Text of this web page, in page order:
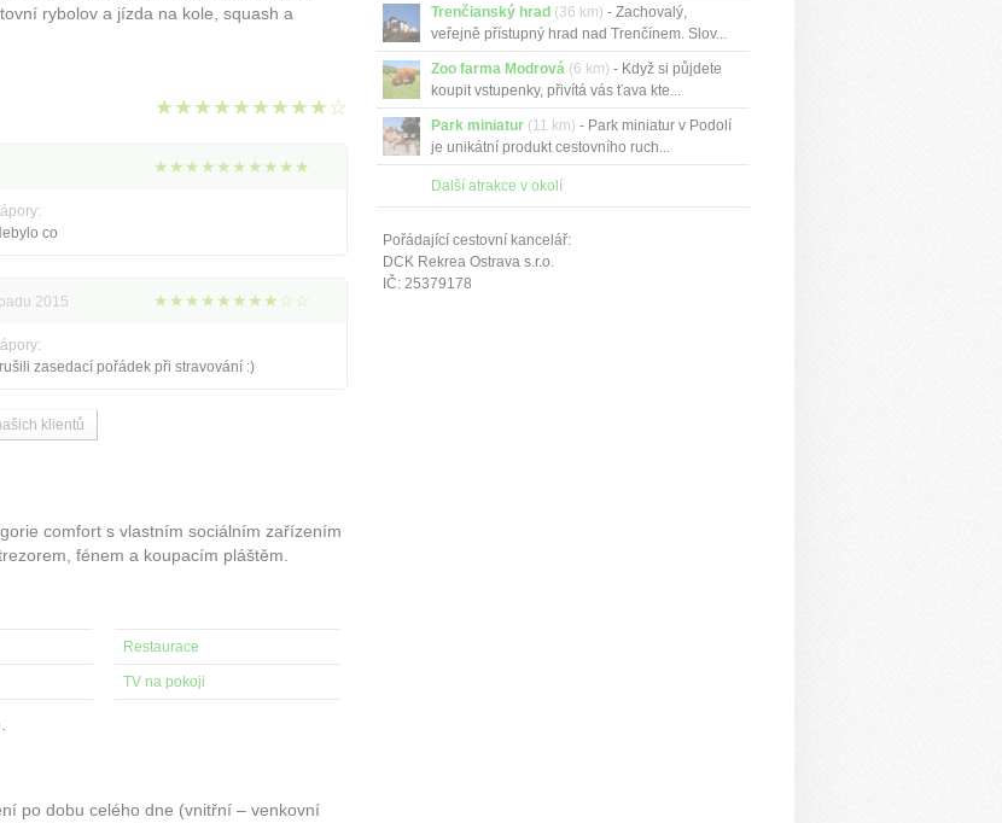
rybolov a jízda na kole, squash a
★★★★★★★★★☆
★★★★★★★★★★
co
2015 ★★★★★★★★☆☆
zasedací pořádek při stravování :)
klientů
comfort s vlastním sociálním zařízením
fénem a koupacím pláštěm.
Restaurace
TV na pokoji
.
po dobu celého dne (vnitřní – venkovní
Trenčianský hrad (36 km) - Zachovalý,
veřejně přístupný hrad nad Trenčínem. Slov...
Zoo farma Modrová (6 km) - Když si půjdete
koupit vstupenky, přivítá vás ťava kte...
Park miniatur (11 km) - Park miniatur v Podolí
je unikátní produkt cestovního ruch...
Další atrakce v okolí
Pořádající cestovní kancelář:
DCK Rekrea Ostrava s.r.o.
IČ: 25379178